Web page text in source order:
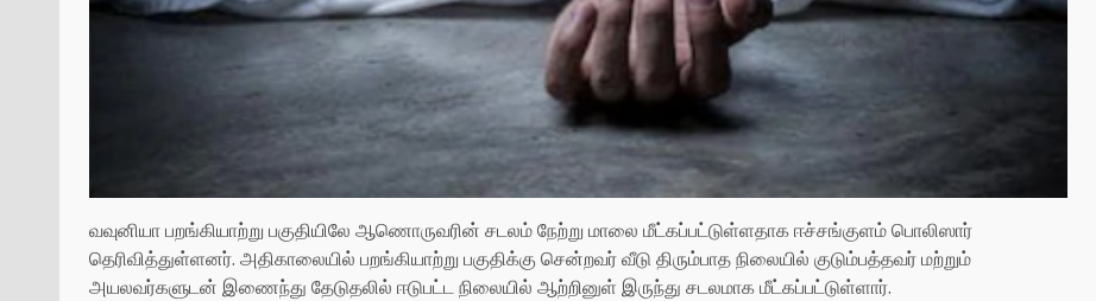
வவுனியா பறங்கியாற்று பகுதியிலே ஆணொருவரின் சடலம் நேற்று மாலை மீட்கப்பட்டுள்ளதாக ஈச்சங்குளம் பொலிஸார்
தெரிவித்துள்ளனர். அதிகாலையில் பறங்கியாற்று பகுதிக்கு சென்றவர் வீடு திரும்பாத நிலையில் குடும்பத்தவர் மற்றும்
அயலவர்களுடன் இணைந்து தேடுதலில் ஈடுபட்ட நிலையில் ஆற்றினுள் இருந்து சடலமாக மீட்கப்பட்டுள்ளார்.